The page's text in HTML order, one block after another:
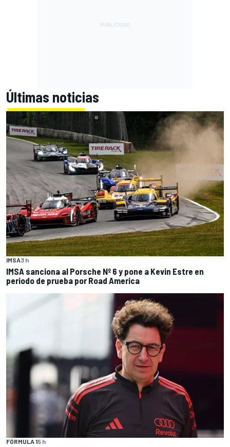
Últimas noticias
IMSA3 h
IMSA sanciona al Porsche Nº 6 y pone a Kevin Estre en
periodo de prueba por Road America
FÓRMULA 15 h